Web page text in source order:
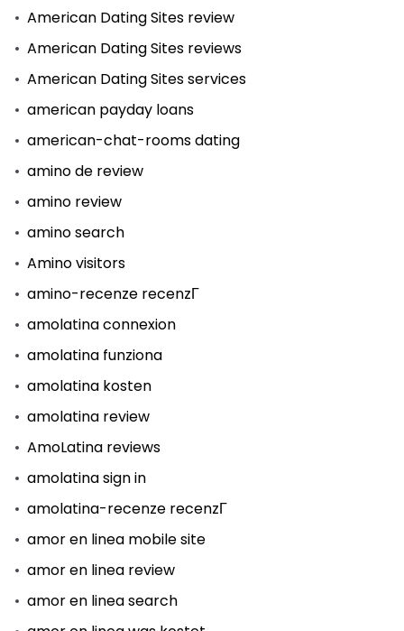
American Dating Sites review
American Dating Sites reviews
American Dating Sites services
american payday loans
american-chat-rooms dating
amino de review
amino review
amino search
Amino visitors
amino-recenze recenzГ­
amolatina connexion
amolatina funziona
amolatina kosten
amolatina review
AmoLatina reviews
amolatina sign in
amolatina-recenze recenzГ­
amor en linea mobile site
amor en linea review
amor en linea search